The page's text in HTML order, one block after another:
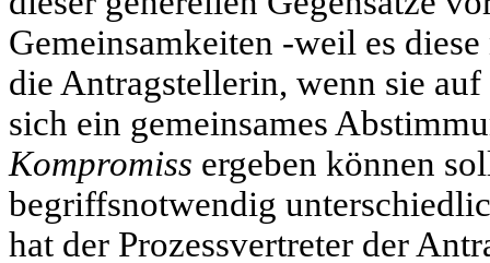
Gemeinsamkeiten -weil es
die Antragstellerin, wenn sie
sich ein gemeinsames
Kompromiss ergeben können
begriffsnotwendig
hat der Prozessvertreter der